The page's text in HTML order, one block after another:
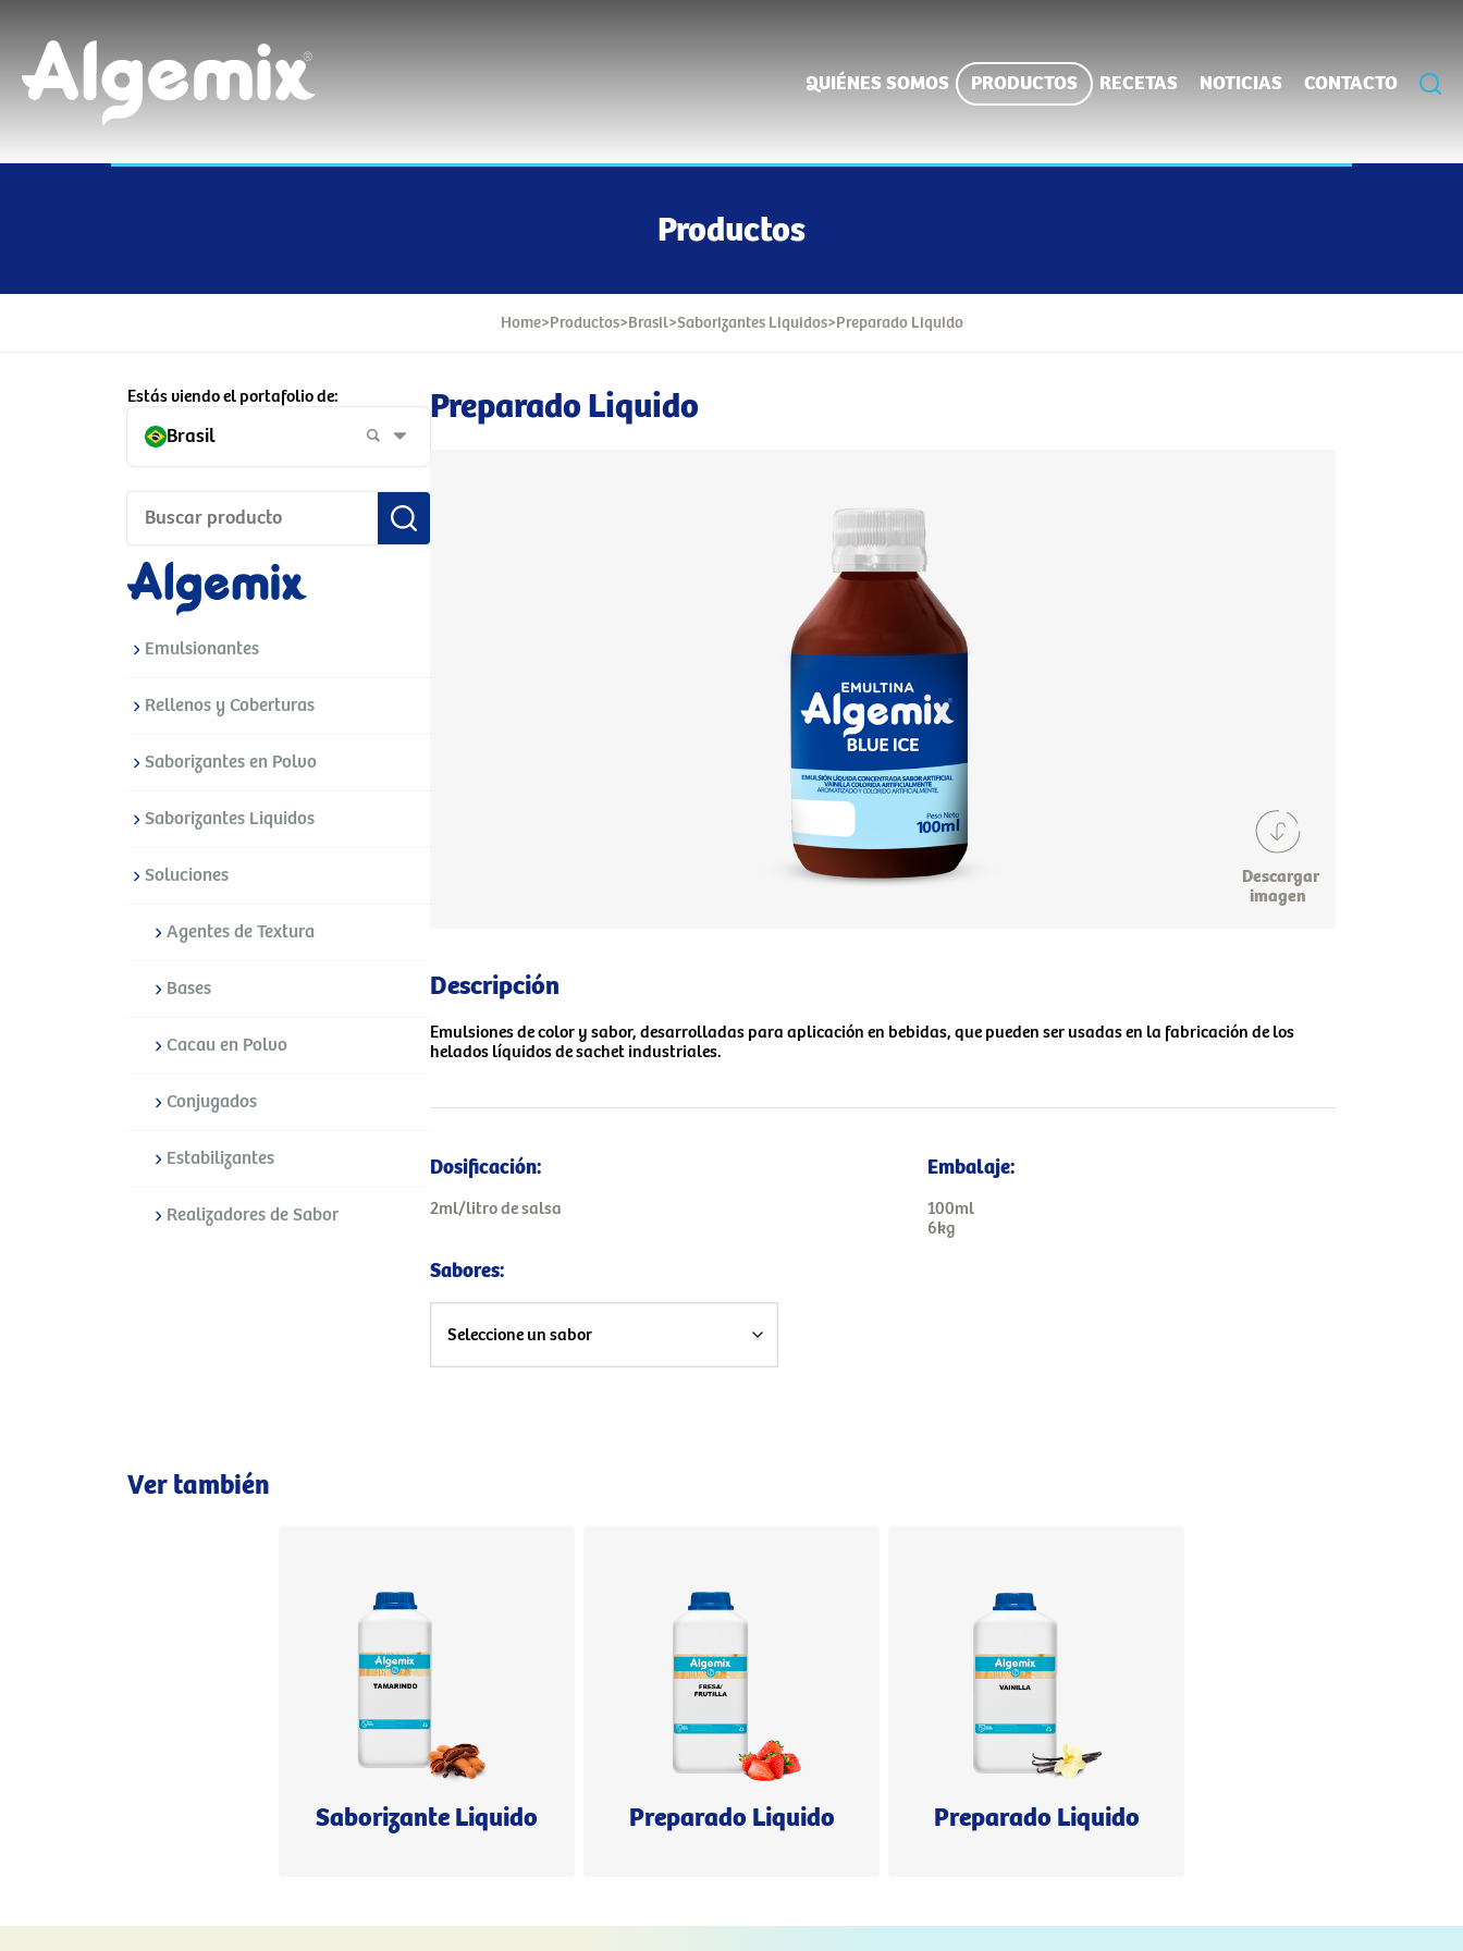
QUIÉNES SOMOS PRODUCTOS RECETAS NOTICIAS CONTACTO
Productos
Home>Productos>Brasil>Saborizantes Liquidos>Preparado Liquido
Estás viendo el portafolio de:
Brasil
Emulsionantes
Rellenos y Coberturas
Saborizantes en Polvo
Saborizantes Liquidos
Soluciones
Agentes de Textura
Bases
Cacau en Polvo
Conjugados
Estabilizantes
Realizadores de Sabor
Preparado Liquido
Descargar
imagen
Descripción
Emulsiones de color y sabor, desarrolladas para aplicación en bebidas, que pueden ser usadas en la fabricación de los
helados líquidos de sachet industriales.
Dosificación:
2ml/litro de salsa
Embalaje:
100ml
6kg
Sabores:
Ver también
Saborizante Liquido Preparado Liquido Preparado Liquido